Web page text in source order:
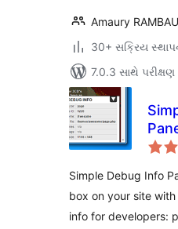
Amaury
30+ સક્રિય
7.0.3 સાથે
Simple Debug Info
box on your site
info for developers: